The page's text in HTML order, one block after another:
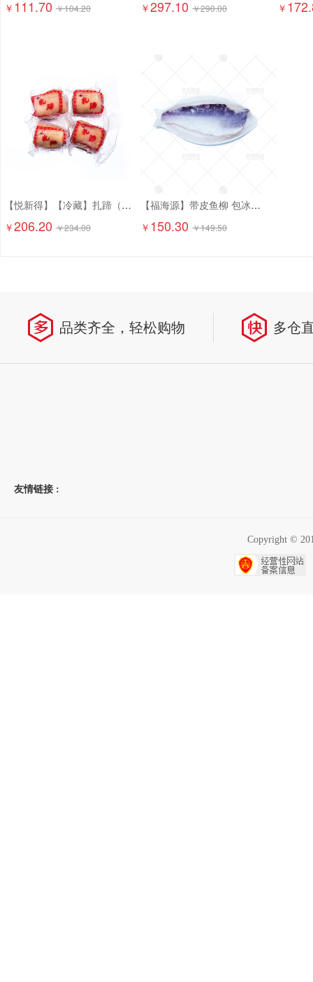
￥ 111.70 ￥104.20
￥297.10 ￥290.00 ￥
【悦新得】【冷藏】扎蹄（熟的） 5kg
￥206.20 ￥234.00
【福海源】带皮鱼柳 包冰率30% 2.5kg*4包 10kg
￥ 150.30 ￥149.50
品类齐全，轻松购物 多仓
友情链接 :
Copyright ©